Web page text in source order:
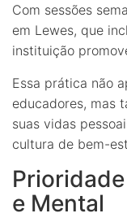
Com sessões
em Lewes, que
instituição
Essa prática não
educadores, mas
suas vidas
cultura de bem-
e Mental